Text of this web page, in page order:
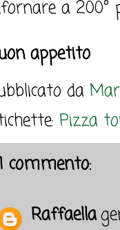
a 200°
appetito
da
Pizza
commento:
Raffaella